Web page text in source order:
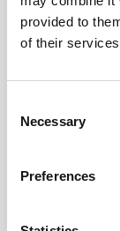
provided to
of their
Selection
Necessary
Preferences
Ou